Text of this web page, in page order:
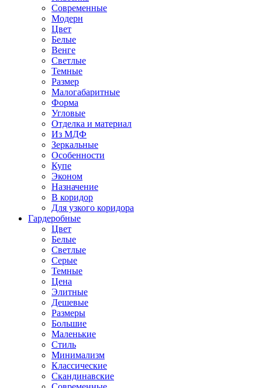
Современные
Модерн
Цвет
Белые
Венге
Светлые
Темные
Размер
Малогабаритные
Форма
Угловые
Отделка и материал
Из МДФ
Зеркальные
Особенности
Купе
Эконом
Назначение
В коридор
Для узкого коридора
Гардеробные
Цвет
Белые
Светлые
Серые
Темные
Цена
Элитные
Дешевые
Размеры
Большие
Маленькие
Стиль
Минимализм
Классические
Скандинавские